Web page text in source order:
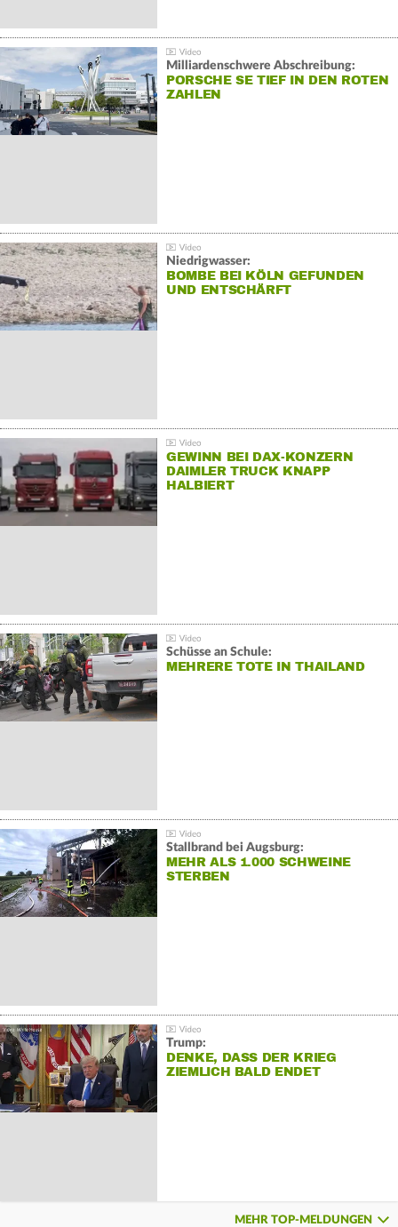
Milliardenschwere Abschreibung:
PORSCHE SE TIEF IN DEN ROTEN
ZAHLEN
Niedrigwasser:
BOMBE BEI KÖLN GEFUNDEN
UND ENTSCHÄRFT
GEWINN BEI DAX-KONZERN
DAIMLER TRUCK KNAPP
HALBIERT
Schüsse an Schule:
MEHRERE TOTE IN THAILAND
Stallbrand bei Augsburg:
MEHR ALS 1.000 SCHWEINE
STERBEN
Trump:
DENKE, DASS DER KRIEG
ZIEMLICH BALD ENDET
MEHR TOP-MELDUNGEN